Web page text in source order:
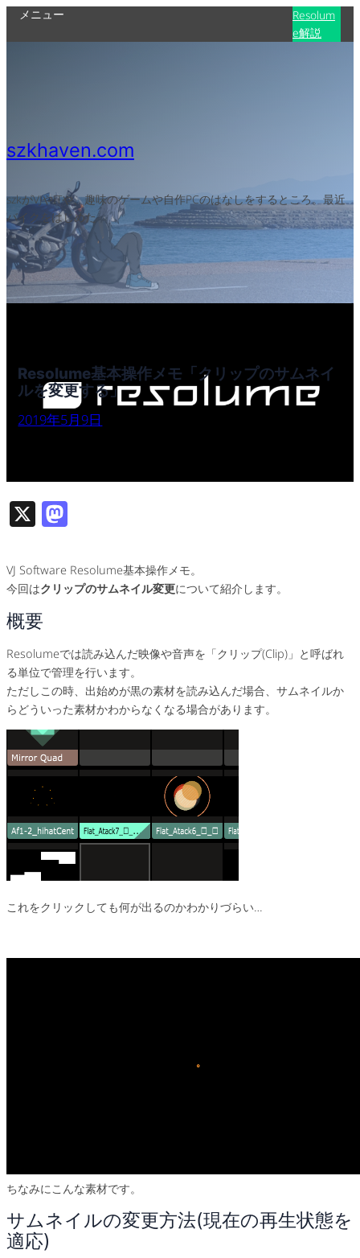
メニュー
Resolum
e解説
szkhaven.com
szkがVJやITや、趣味のゲームや自作PCのはなしをするところ。最近
バイクをはじめた
Resolume基本操作メモ「クリップのサムネイ
ルを変更する」
2019年5月9日
X
to
d
n
VJ Software Resolume基本操作メモ。
今回はクリップのサムネイル変更について紹介します。
概要
Resolumeでは読み込んだ映像や音声を「クリップ(Clip)」と呼ばれ
る単位で管理を行います。
ただしこの時、出始めが黒の素材を読み込んだ場合、サムネイルか
らどういった素材かわからなくなる場合があります。
これをクリックしても何が出るのかわかりづらい…
ちなみにこんな素材です。
サムネイルの変更方法(現在の再生状態を
適応)